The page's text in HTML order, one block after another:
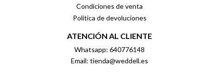
Condiciones de venta
Política de devoluciones
ATENCIÓN AL CLIENTE
Whatsapp: 640776148
Email: tienda@weddell.es